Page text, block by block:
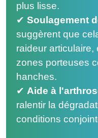
plus lisse.
✔ Soulagement
suggèrent que
raideur articulaire,
zones porteuses
hanches.
✔ Aide à
ralentir la
conditions